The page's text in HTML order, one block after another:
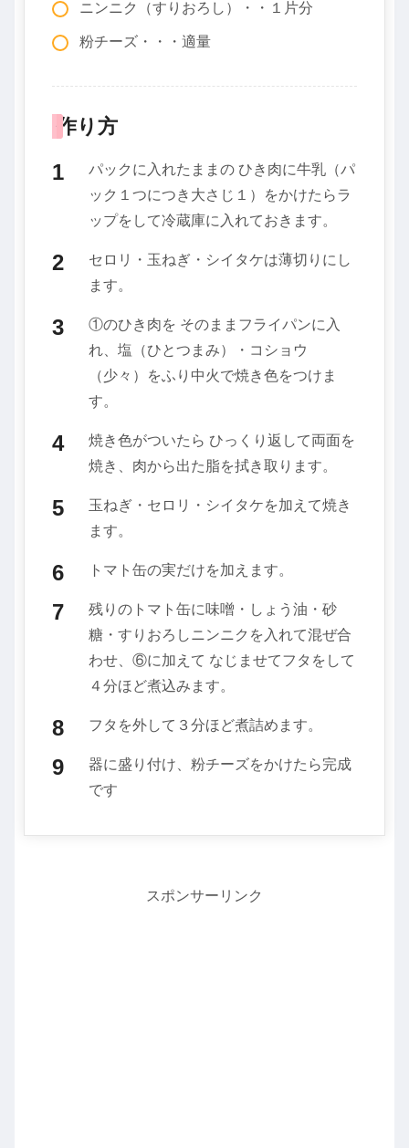
ニンニク（すりおろし）・・１片分
粉チーズ・・・適量
作り方
パックに入れたままの ひき肉に牛乳（パ
ック１つにつき大さじ１）をかけたらラ
ップをして冷蔵庫に入れておきます。
セロリ・玉ねぎ・シイタケは薄切りにし
ます。
①のひき肉を そのままフライパンに入
れ、塩（ひとつまみ）・コショウ
（少々）をふり中火で焼き色をつけま
す。
焼き色がついたら ひっくり返して両面を
焼き、肉から出た脂を拭き取ります。
玉ねぎ・セロリ・シイタケを加えて焼き
ます。
トマト缶の実だけを加えます。
残りのトマト缶に味噌・しょう油・砂
糖・すりおろしニンニクを入れて混ぜ合
わせ、⑥に加えて なじませてフタをして
４分ほど煮込みます。
フタを外して３分ほど煮詰めます。
器に盛り付け、粉チーズをかけたら完成
です
スポンサーリンク